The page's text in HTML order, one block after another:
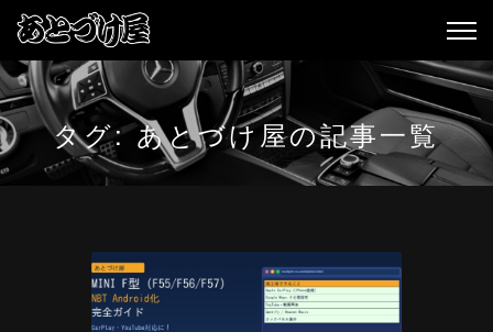
タグ:あとづけ屋の記事一覧